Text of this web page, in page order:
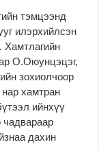
тэмцээнд
илэрхийлсэн
Хамтлагийн
О.Оюунцэцэг,
зохиолчоор
хамтран
ийнхүү
чадвараар
дахин